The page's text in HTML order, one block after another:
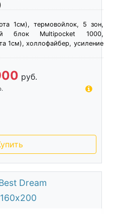
1см), термовойлок, 5 зон,
блок Multipocket 1000,
1см), холлофайбер, усиление
руб.
Dream